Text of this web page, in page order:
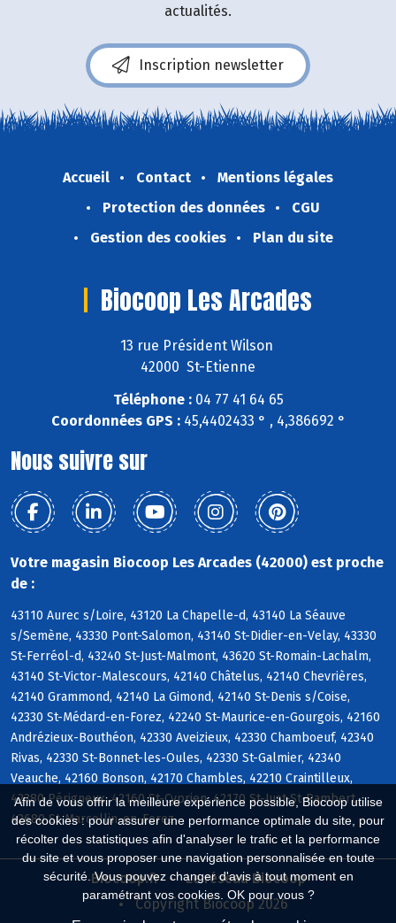
Afin de vous offrir la meilleure expérience possible, Biocoop utilise
des cookies : pour assurer une performance optimale du site, pour
récolter des statistiques afin d'analyser le trafic et la performance
du site et vous proposer une navigation personnalisée en toute
sécurité. Vous pouvez changer d'avis à tout moment en
paramétrant vos cookies. OK pour vous ?
actualités.
Inscription newsletter
Accueil Contact
Mentions légales
Protection des données
CGU
Gestion des cookies
Plan du site
Biocoop Les Arcades
13 rue Président Wilson
42000 St-Etienne
Téléphone :04 77 41 64 65
Coordonnées GPS :45,4402433 ° , 4,386692 °
Nous suivre sur
Votre magasin Biocoop Les Arcades (42000) est proche
de :
43110 Aurec s/Loire, 43120 La Chapelle-d, 43140 La Séauve
s/Semène, 43330 Pont-Salomon, 43140 St-Didier-en-Velay, 43330
St-Ferréol-d, 43240 St-Just-Malmont, 43620 St-Romain-Lachalm,
43140 St-Victor-Malescours, 42140 Châtelus, 42140 Chevrières,
42140 Grammond, 42140 La Gimond, 42140 St-Denis s/Coise,
42330 St-Médard-en-Forez, 42240 St-Maurice-en-Gourgois, 42160
Andrézieux-Bouthéon, 42330 Aveizieux, 42330 Chamboeuf, 42340
Rivas, 42330 St-Bonnet-les-Oules, 42330 St-Galmier, 42340
Veauche, 42160 Bonson, 42170 Chambles, 42210 Craintilleux,
42380 Périgneux, 42160 St-Cyprien, 42170 St-Just-St-Rambert,
42680 St-Marcellin-en-Forez
Biocoop.fr
Le réseau Biocoop
Copyright Biocoop 2026